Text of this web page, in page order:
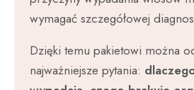
wymagać szczegółowej
Dzięki temu pakietowi można
najważniejsze pytania: